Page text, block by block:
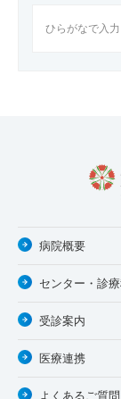
病院概要
センター・診
受診案内
医療連携
よくあるご質問